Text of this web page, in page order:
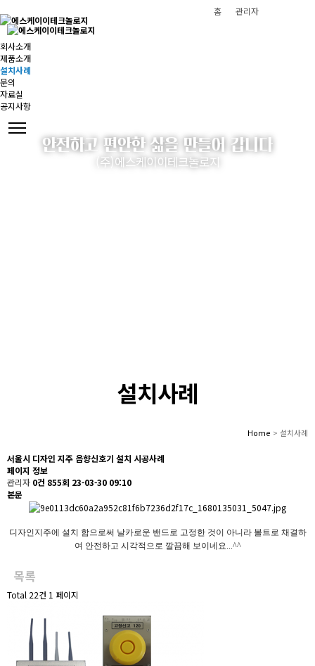
관리자
홈
회사소개
제품소개
설치사례
문의
자료실
공지사항
안전하고 편안한 삶을 만들어 갑니다
(주)에스케이이테크놀로지
설치사례
Home > 설치사례
서울시 디자인 지주 음향신호기 설치 시공사례
페이지 정보
관리자 0건 855회 23-03-30 09:10
본문
디자인지주에 설치 함으로써 날카로운 밴드로 고정한 것이 아니라 볼트로 채결하
여 안전하고 시각적으로 깔끔해 보이네요...^^
목록
Total 22건 1 페이지